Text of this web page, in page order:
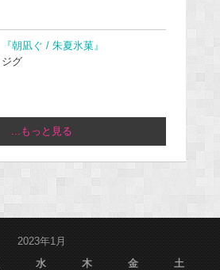
『朝凪ぐ / 朱夏氷菓』
ジグ
...もっと見る
2023年1月
水 木 金 土